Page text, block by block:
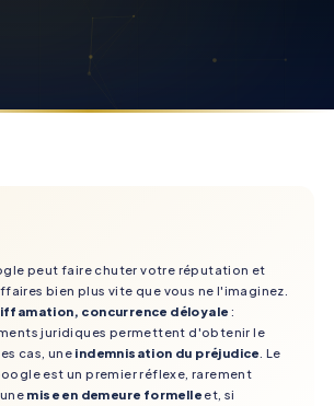
peut faire chuter votre réputation et
bien plus vite que vous ne l'imaginez.
concurrence déloyale :
juridiques permettent d'obtenir le
cas, une indemnisation du préjudice . Le
est un premier réflexe, rarement
mise en demeure formelle et, si